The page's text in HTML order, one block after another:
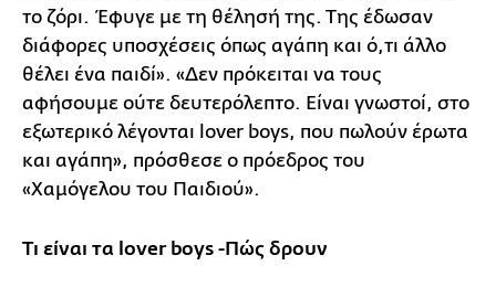
το ζόρι. Έφυγε με τη θέλησή της. Της έδωσαν
διάφορες υποσχέσεις όπως αγάπη και ό,τι άλλο
θέλει ένα παιδί». «Δεν πρόκειται να τους
αφήσουμε ούτε δευτερόλεπτο. Είναι γνωστοί, στο
εξωτερικό λέγονται lover boys, που πωλούν έρωτα
και αγάπη», πρόσθεσε ο πρόεδρος του
«Χαμόγελου του Παιδιού».
Τι είναι τα lover boys -Πώς δρουν